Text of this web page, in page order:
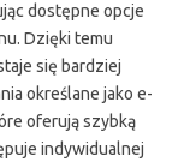
dostępne opcje
Dzięki temu
się bardziej
określane jako e-
oferują szybką
indywidualnej